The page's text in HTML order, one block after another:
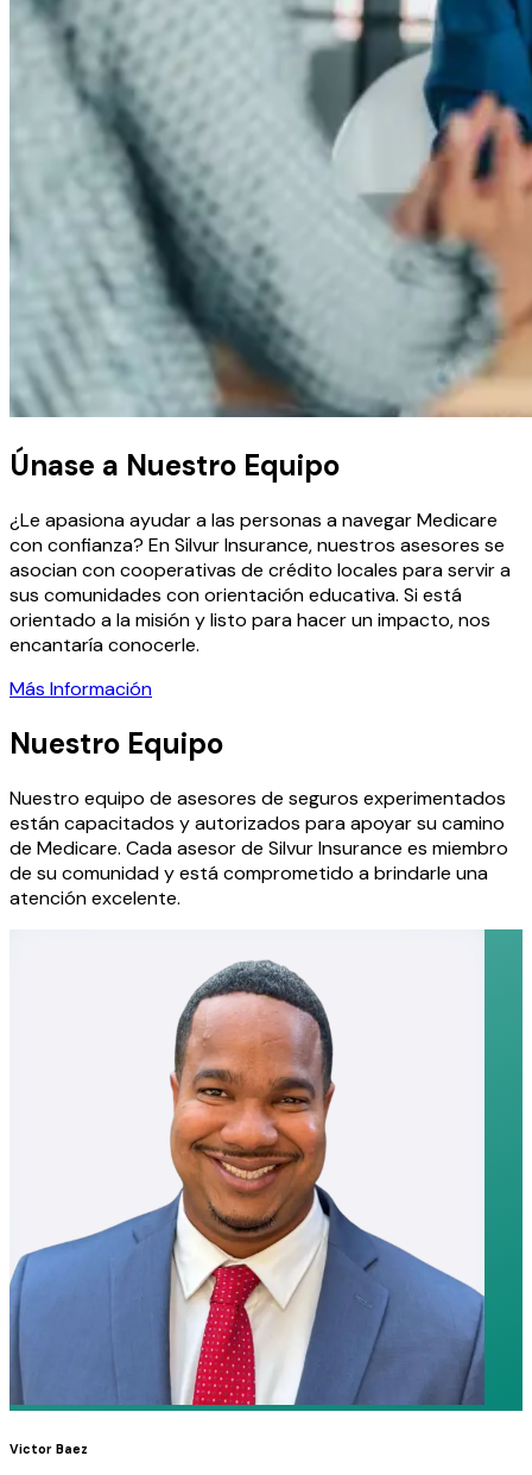
Únase a Nuestro Equipo
¿Le apasiona ayudar a las personas a navegar Medicare
con confianza? En Silvur Insurance, nuestros asesores se
asocian con cooperativas de crédito locales para servir a
sus comunidades con orientación educativa. Si está
orientado a la misión y listo para hacer un impacto, nos
encantaría conocerle.
Más Información
Nuestro Equipo
Nuestro equipo de asesores de seguros experimentados
están capacitados y autorizados para apoyar su camino
de Medicare. Cada asesor de Silvur Insurance es miembro
de su comunidad y está comprometido a brindarle una
atención excelente.
Victor Baez